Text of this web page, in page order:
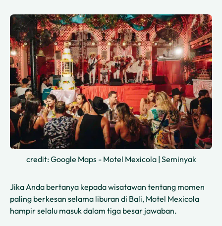
credit: Google Maps - Motel Mexicola | Seminyak
Jika Anda bertanya kepada wisatawan tentang momen
paling berkesan selama liburan di Bali, Motel Mexicola
hampir selalu masuk dalam tiga besar jawaban.